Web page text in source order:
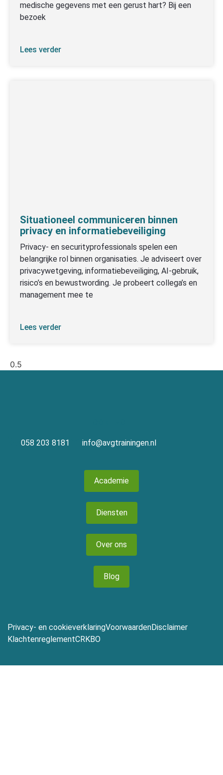
medische gegevens met een gerust hart? Bij een
bezoek
Lees verder
Situationeel communiceren binnen
privacy en informatiebeveiliging
Privacy- en securityprofessionals spelen een
belangrijke rol binnen organisaties. Je adviseert over
privacywetgeving, informatiebeveiliging, AI-gebruik,
risico’s en bewustwording. Je probeert collega’s en
management mee te
Lees verder
058 203 8181 info@avgtrainingen.nl
Academie
Diensten
Over ons
Blog
Privacy- en cookieverklaringVoorwaardenDisclaimer
KlachtenreglementCRKBO